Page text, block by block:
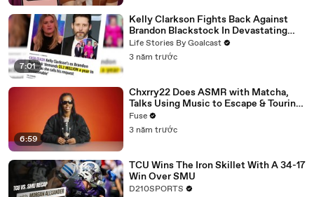
7:01
Kelly Clarkson Fights Back Against
Brandon Blackstock In Devastating
Divorce Battle
Life Stories By Goalcast
3 năm trước
6:59
Chxrry22 Does ASMR with Matcha,
Talks Using Music to Escape & Touring
with The Weeknd
Fuse
3 năm trước
TCU Wins The Iron Skillet With A 34-17
Win Over SMU
D210SPORTS